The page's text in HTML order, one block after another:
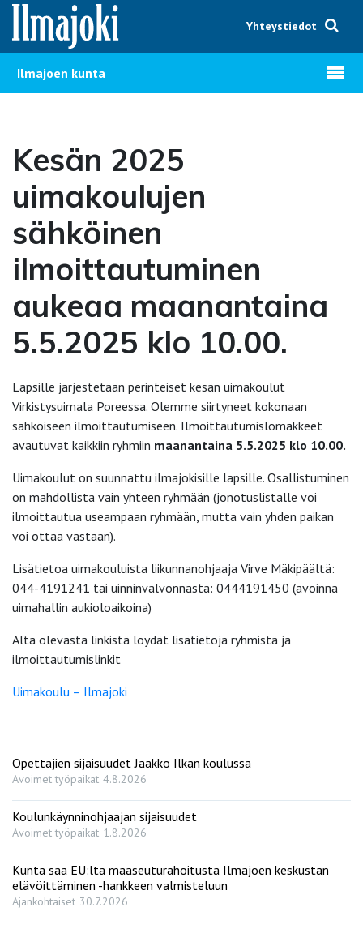
Hyppää sisältöön
Yhteystiedot
Ilmajoen kunta Avaa
Kesän 2025
uimakoulujen
sähköinen
ilmoittautuminen
aukeaa maanantaina
5.5.2025 klo 10.00.
Lapsille järjestetään perinteiset kesän uimakoulut
Virkistysuimala Poreessa. Olemme siirtyneet kokonaan
sähköiseen ilmoittautumiseen. Ilmoittautumislomakkeet
avautuvat kaikkiin ryhmiin maanantaina 5.5.2025 klo 10.00.
Uimakoulut on suunnattu ilmajokisille lapsille. Osallistuminen
on mahdollista vain yhteen ryhmään (jonotuslistalle voi
ilmoittautua useampaan ryhmään, mutta vain yhden paikan
voi ottaa vastaan).
Lisätietoa uimakouluista liikunnanohjaaja Virve Mäkipäältä:
044-4191241 tai uinninvalvonnasta: 0444191450 (avoinna
uimahallin aukioloaikoina)
Alta olevasta linkistä löydät lisätietoja ryhmistä ja
ilmoittautumislinkit
Uimakoulu – Ilmajoki
Opettajien sijaisuudet Jaakko Ilkan koulussa
Avoimet työpaikat 4.8.2026
Koulunkäynninohjaajan sijaisuudet
Avoimet työpaikat 1.8.2026
Kunta saa EU:lta maaseuturahoitusta Ilmajoen keskustan
elävöittäminen -hankkeen valmisteluun
Ajankohtaiset 30.7.2026